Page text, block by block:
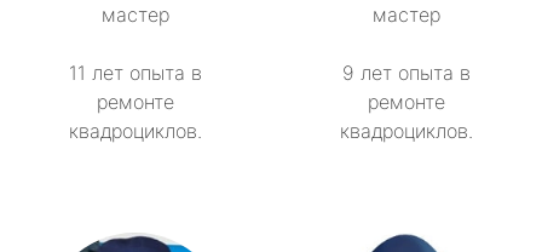
мастер
11 лет опыта в
ремонте
квадроциклов.
мастер
9 лет опыта в
ремонте
квадроциклов.